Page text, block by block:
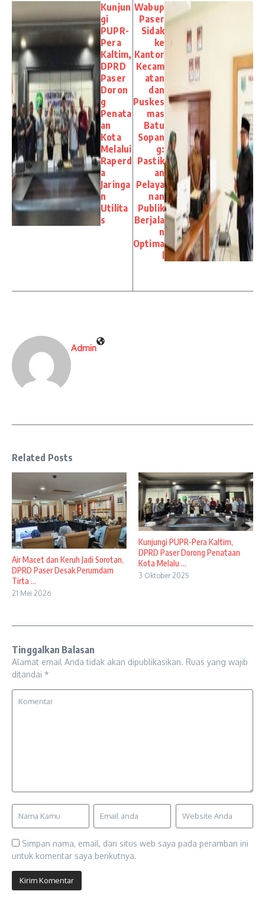
Kunjun
gi
PUPR-
Pera
Kaltim,
DPRD
Paser
Doron
g
Penata
an
Kota
Melalui
Raperd
a
Jaringa
n
Utilita
s
Wabup
Paser
Sidak
ke
Kantor
Kecam
atan
dan
Puskes
mas
Batu
Sopan
g:
Pastik
an
Pelaya
nan
Publik
Berjala
n
Optima
l
Admin
Related Posts
Air Macet dan Keruh Jadi Sorotan,
DPRD Paser Desak Perumdam
Tirta ...
21 Mei 2026
Kunjungi PUPR-Pera Kaltim,
DPRD Paser Dorong Penataan
Kota Melalu ...
3 Oktober 2025
Tinggalkan Balasan
Alamat email Anda tidak akan dipublikasikan. Ruas yang wajib
ditandai *
Simpan nama, email, dan situs web saya pada peramban ini
untuk komentar saya berikutnya.